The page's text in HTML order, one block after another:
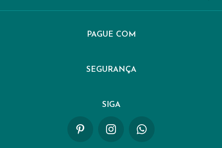
PAGUE COM
SEGURANÇA
SIGA